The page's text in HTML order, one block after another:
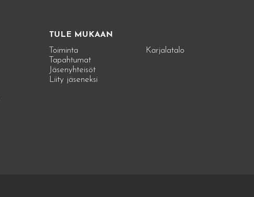
TULE MUKAAN
Toiminta
Tapahtumat
Jäsenyhteisöt
Liity jäseneksi
Karjalatalo